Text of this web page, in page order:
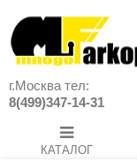
г.Москва тел:
8(499)347-14-31
КАТАЛОГ